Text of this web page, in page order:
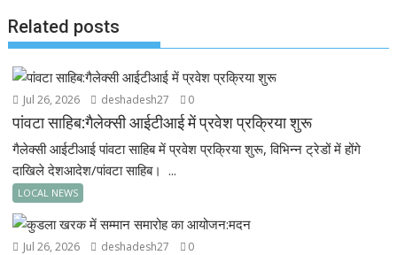
Related posts
Jul 26, 2026 deshadesh27 0
पांवटा साहिब:गैलेक्सी आईटीआई में प्रवेश प्रक्रिया शुरू
गैलेक्सी आईटीआई पांवटा साहिब में प्रवेश प्रक्रिया शुरू, विभिन्न ट्रेडों में होंगे
दाखिले देशआदेश/पांवटा साहिब। ...
LOCAL NEWS
Jul 26, 2026 deshadesh27 0